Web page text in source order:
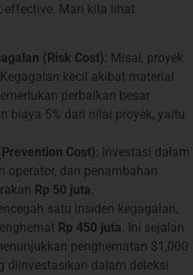
effective. Mari kita lihat
(Risk Cost): Misal, proyek
kecil akibat material
perbaikan besar
biaya 5% dari nilai proyek, yaitu
Cost): Investasi dalam
operator, dan penambahan
Rp 50 juta.
satu insiden kegagalan,
Rp 450 juta. Ini sejalan
penghematan $1,000
diinvestasikan dalam deteksi